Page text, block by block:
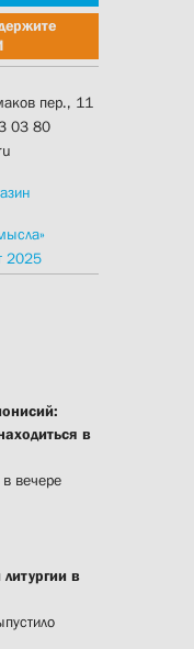
пер., 11
03 80
2025
в
вечере
в